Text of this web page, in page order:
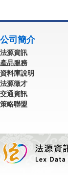
公司簡介
法源資訊
產品服務
資料庫說明
法源徵才
交通資訊
策略聯盟